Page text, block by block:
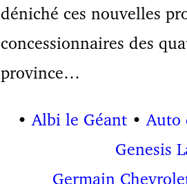
déniché ces nouvelles
concessionnaires des
province…
• Albi le Géant• Auto
Genesis
Germain